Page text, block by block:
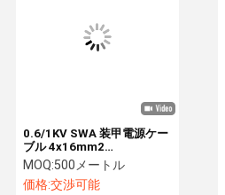
0.6/1KV SWA 装甲電源ケー
ブル 4x16mm2
cu/pvc/pvc/swa/pvc
IEC60502-1 PVC 絶縁
SWA 装甲銅ケーブル
MOQ:500メートル
価格:交渉可能